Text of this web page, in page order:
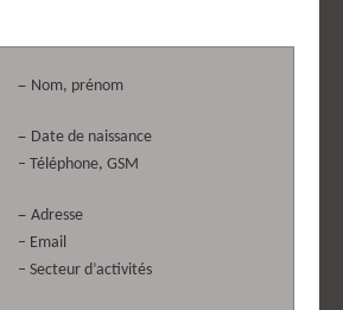
– Nom, prénom
– Date de naissance
– Téléphone, GSM
– Adresse
– Email
– Secteur d’activités